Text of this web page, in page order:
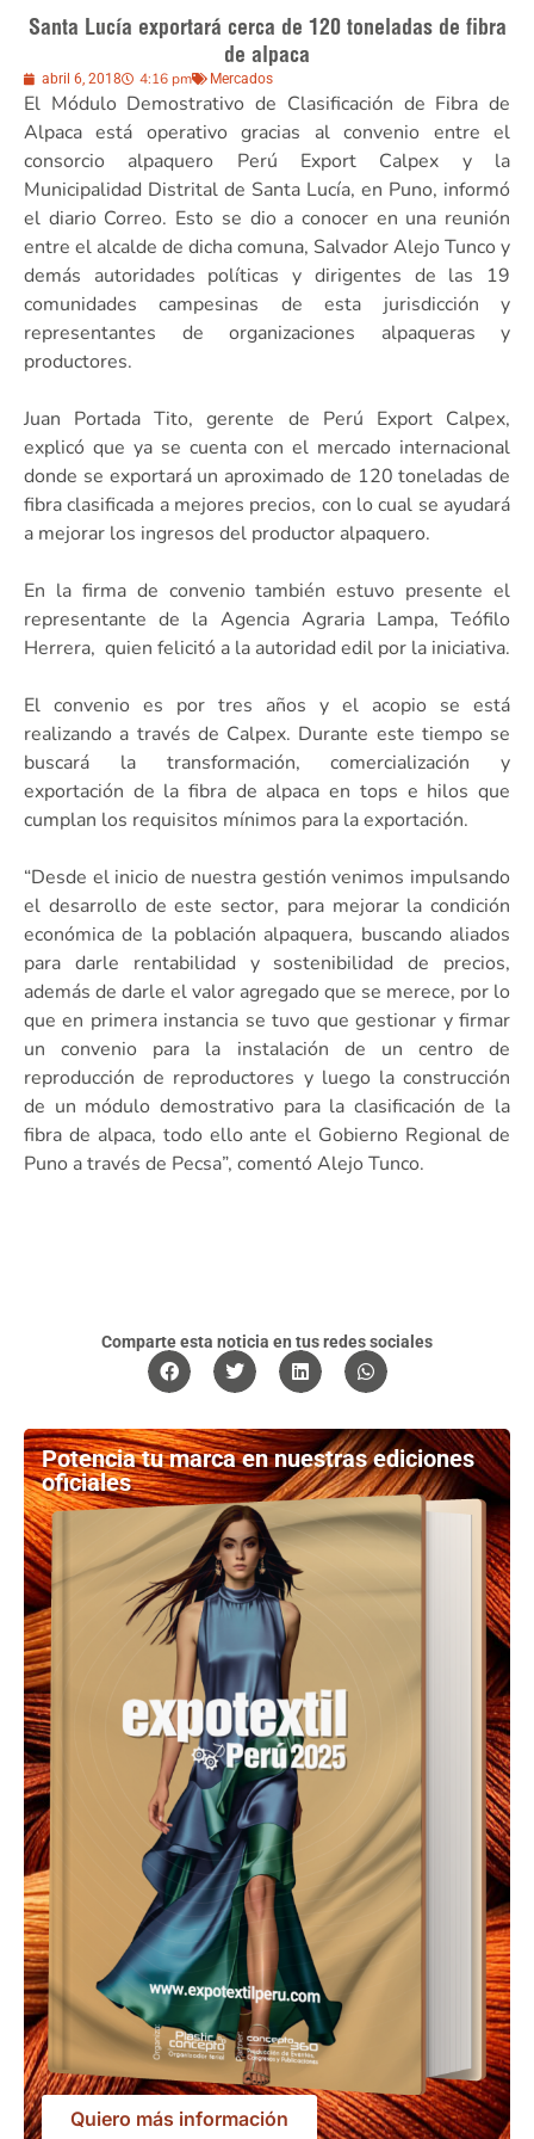
Santa Lucía exportará cerca de 120 toneladas de fibra
de alpaca
abril 6, 2018 4:16 pm Mercados
El Módulo Demostrativo de Clasificación de Fibra de
Alpaca está operativo gracias al convenio entre el
consorcio alpaquero Perú Export Calpex y la
Municipalidad Distrital de Santa Lucía, en Puno, informó
el diario Correo. Esto se dio a conocer en una reunión
entre el alcalde de dicha comuna, Salvador Alejo Tunco y
demás autoridades políticas y dirigentes de las 19
comunidades campesinas de esta jurisdicción y
representantes de organizaciones alpaqueras y
productores.
Juan Portada Tito, gerente de Perú Export Calpex,
explicó que ya se cuenta con el mercado internacional
donde se exportará un aproximado de 120 toneladas de
fibra clasificada a mejores precios, con lo cual se ayudará
a mejorar los ingresos del productor alpaquero.
En la firma de convenio también estuvo presente el
representante de la Agencia Agraria Lampa, Teófilo
Herrera, quien felicitó a la autoridad edil por la iniciativa.
El convenio es por tres años y el acopio se está
realizando a través de Calpex. Durante este tiempo se
buscará la transformación, comercialización y
exportación de la fibra de alpaca en tops e hilos que
cumplan los requisitos mínimos para la exportación.
“Desde el inicio de nuestra gestión venimos impulsando
el desarrollo de este sector, para mejorar la condición
económica de la población alpaquera, buscando aliados
para darle rentabilidad y sostenibilidad de precios,
además de darle el valor agregado que se merece, por lo
que en primera instancia se tuvo que gestionar y firmar
un convenio para la instalación de un centro de
reproducción de reproductores y luego la construcción
de un módulo demostrativo para la clasificación de la
fibra de alpaca, todo ello ante el Gobierno Regional de
Puno a través de Pecsa”, comentó Alejo Tunco.
Comparte esta noticia en tus redes sociales
Potencia tu marca en nuestras ediciones
oficiales
Quiero más información